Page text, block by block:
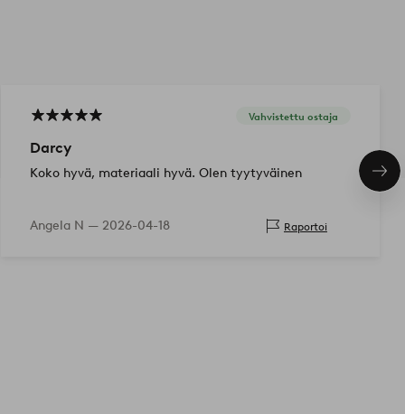
Vahvistettu ostaja
Darcy
Koko hyvä, materiaali hyvä. Olen tyytyväinen
Angela N — 2026-04-18 Raportoi